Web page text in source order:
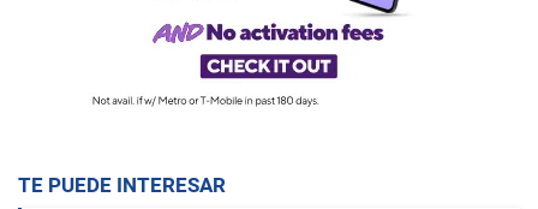
TE PUEDE INTERESAR